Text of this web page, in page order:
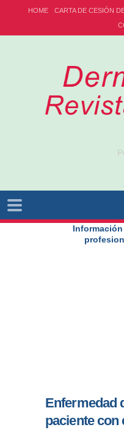
HOME CARTA DE CESIÓN
Enfermedad
paciente con